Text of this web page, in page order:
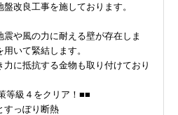
改良工事を施しております。
や風の力に耐える壁が存在しま
いて緊結します。
力に抵抗する金物も取り付けており
級４をクリア！■■
すっぽり断熱